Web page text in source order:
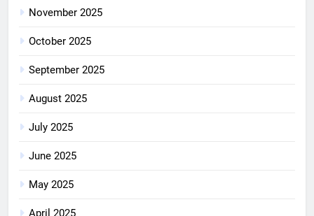
November 2025
October 2025
September 2025
August 2025
July 2025
June 2025
May 2025
April 2025